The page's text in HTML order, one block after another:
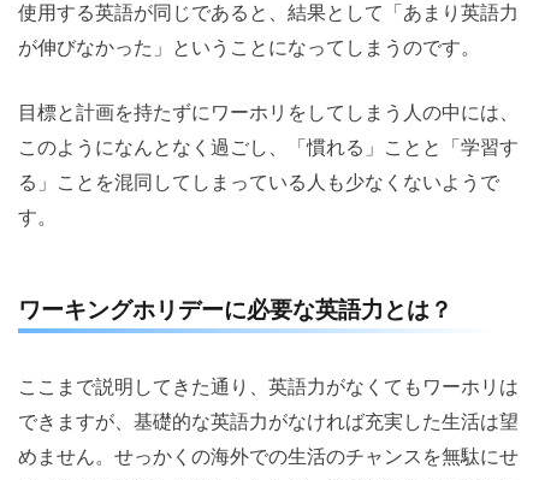
使用する英語が同じであると、結果として「あまり英語力
が伸びなかった」ということになってしまうのです。
目標と計画を持たずにワーホリをしてしまう人の中には、
このようになんとなく過ごし、「慣れる」ことと「学習す
る」ことを混同してしまっている人も少なくないようで
す。
ワーキングホリデーに必要な英語力とは？
ここまで説明してきた通り、英語力がなくてもワーホリは
できますが、基礎的な英語力がなければ充実した生活は望
めません。せっかくの海外での生活のチャンスを無駄にせ